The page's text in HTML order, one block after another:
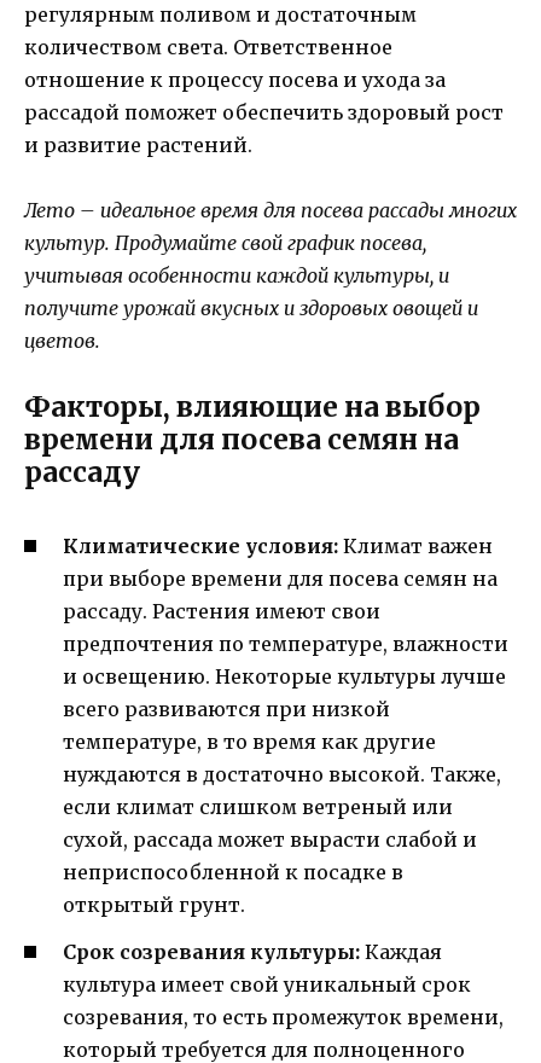
регулярным поливом и достаточным
количеством света. Ответственное
отношение к процессу посева и ухода за
рассадой поможет обеспечить здоровый рост
и развитие растений.
Лето – идеальное время для посева рассады многих
культур. Продумайте свой график посева,
учитывая особенности каждой культуры, и
получите урожай вкусных и здоровых овощей и
цветов.
Факторы, влияющие на выбор
времени для посева семян на
рассаду
Климатические условия: Климат важен
при выборе времени для посева семян на
рассаду. Растения имеют свои
предпочтения по температуре, влажности
и освещению. Некоторые культуры лучше
всего развиваются при низкой
температуре, в то время как другие
нуждаются в достаточно высокой. Также,
если климат слишком ветреный или
сухой, рассада может вырасти слабой и
неприспособленной к посадке в
открытый грунт.
Срок созревания культуры: Каждая
культура имеет свой уникальный срок
созревания, то есть промежуток времени,
который требуется для полноценного